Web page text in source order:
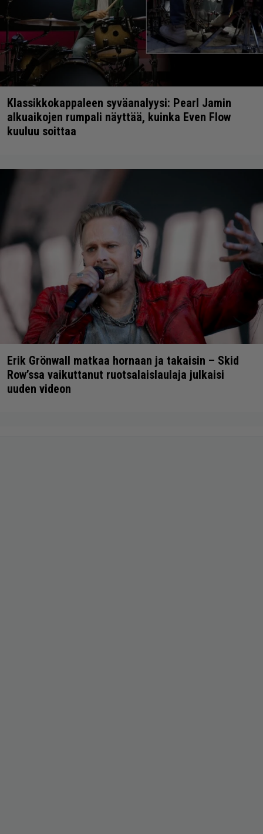
Klassikkokappaleen syväanalyysi: Pearl Jamin
alkuaikojen rumpali näyttää, kuinka Even Flow
kuuluu soittaa
Erik Grönwall matkaa hornaan ja takaisin – Skid
Row’ssa vaikuttanut ruotsalaislaulaja julkaisi
uuden videon